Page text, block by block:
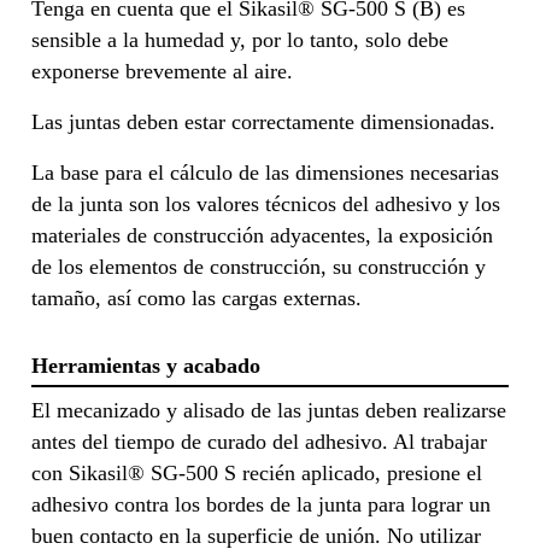
Tenga en cuenta que el Sikasil® SG-500 S (B) es
sensible a la humedad y, por lo tanto, solo debe
exponerse brevemente al aire.
Las juntas deben estar correctamente dimensionadas.
La base para el cálculo de las dimensiones necesarias
de la junta son los valores técnicos del adhesivo y los
materiales de construcción adyacentes, la exposición
de los elementos de construcción, su construcción y
tamaño, así como las cargas externas.
Herramientas y acabado
El mecanizado y alisado de las juntas deben realizarse
antes del tiempo de curado del adhesivo. Al trabajar
con Sikasil® SG-500 S recién aplicado, presione el
adhesivo contra los bordes de la junta para lograr un
buen contacto en la superficie de unión. No utilizar